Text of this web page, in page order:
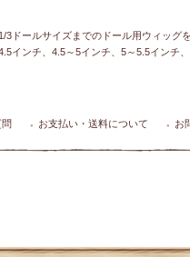
3ドールサイズまでのドール用ウィッグ
インチ、4.5～5インチ、5～5.5インチ
● お支払い・送料について ● お